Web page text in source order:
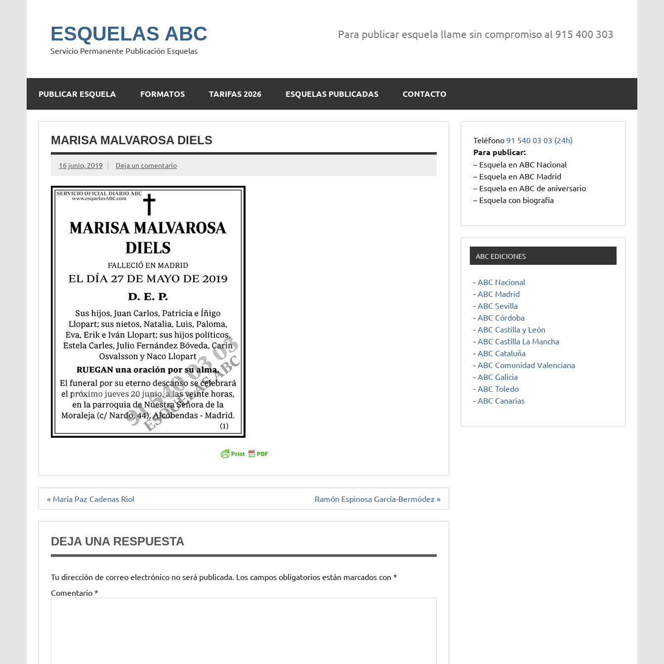
ESQUELAS ABC
Servicio Permanente Publicación Esquelas
Para publicar esquela llame sin compromiso al 915 400 303
PUBLICAR ESQUELA FORMATOS TARIFAS 2026 ESQUELAS PUBLICADAS CONTACTO
MARISA MALVAROSA DIELS
16 junio, 2019 Deja un comentario
Navegación
« María Paz Cadenas Riol Ramón Espinosa García-Bermúdez »
DEJA UNA RESPUESTA
Tu dirección de correo electrónico no será publicada. Los campos obligatorios están marcados con *
Comentario *
Teléfono91 540 03 03 (24h)
Para publicar:
– Esquela en ABC Nacional
– Esquela en ABC Madrid
– Esquela en ABC de aniversario
– Esquela con biografía
ABC EDICIONES
- ABC Nacional
- ABC Madrid
- ABC Sevilla
- ABC Córdoba
- ABC Castilla y León
- ABC Castilla La Mancha
- ABC Cataluña
- ABC Comunidad Valenciana
- ABC Galicia
- ABC Toledo
- ABC Canarias